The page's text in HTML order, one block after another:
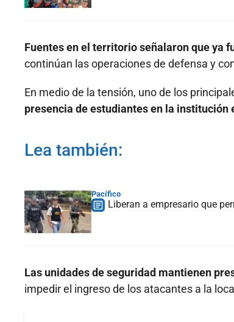
Fuentes en el territorio señalaron que ya
continúan las operaciones de defensa y
En medio de la tensión, uno de los
presencia de estudiantes en la institución
Lea también:
Pacífico
Liberan a empresario que
Las unidades de seguridad mantienen
impedir el ingreso de los atacantes a la